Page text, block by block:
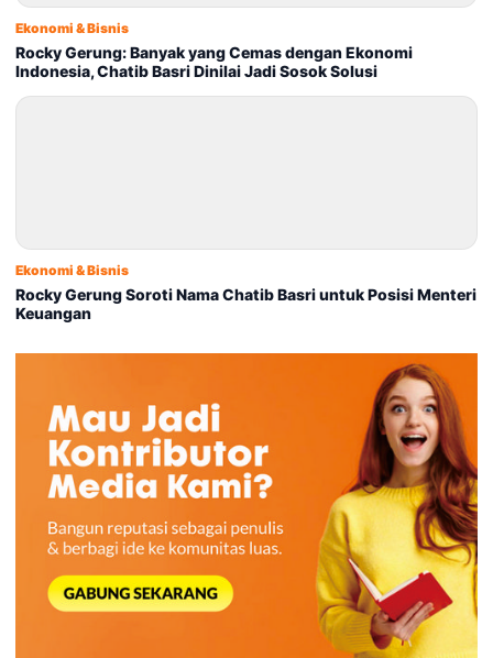
Ekonomi & Bisnis
Rocky Gerung: Banyak yang Cemas dengan Ekonomi
Indonesia, Chatib Basri Dinilai Jadi Sosok Solusi
Ekonomi & Bisnis
Rocky Gerung Soroti Nama Chatib Basri untuk Posisi Menteri
Keuangan